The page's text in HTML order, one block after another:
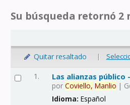
Su búsqueda retornó 2
Quitar resaltado |
1. Las alianzas público
porCoviello, Manlio |
Idioma:Español